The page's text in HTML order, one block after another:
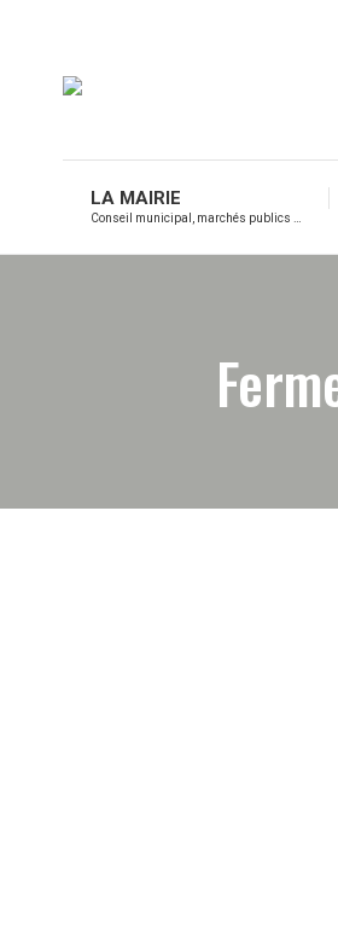
LA MAIRIE
Conseil municipal, marchés publics …